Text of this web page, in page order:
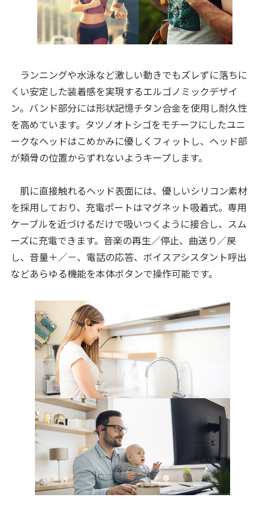
ランニングや水泳など激しい動きでもズレずに落ちに
くい安定した装着感を実現するエルゴノミックデザイ
ン。バンド部分には形状記憶チタン合金を使用し耐久性
を高めています。タツノオトシゴをモチーフにしたユニ
ークなヘッドはこめかみに優しくフィットし、ヘッド部
が頬骨の位置からずれないようキープします。
肌に直接触れるヘッド表面には、優しいシリコン素材
を採用しており、充電ポートはマグネット吸着式。専用
ケーブルを近づけるだけで吸いつくように接合し、スム
ーズに充電できます。音楽の再生／停止、曲送り／戻
し、音量＋／－、電話の応答、ボイスアシスタント呼出
などあらゆる機能を本体ボタンで操作可能です。